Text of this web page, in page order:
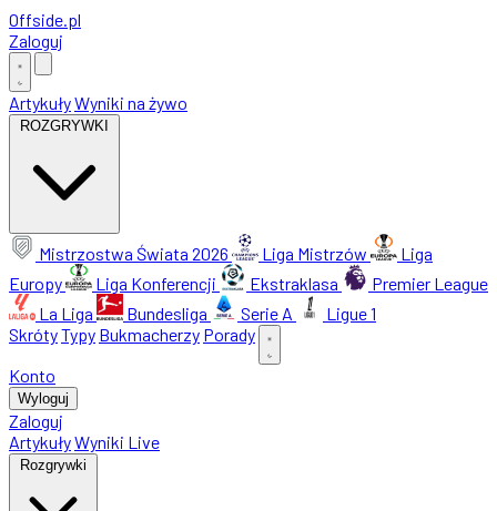
Offside.pl
Zaloguj
ArtykułyWyniki na żywo
ROZGRYWKI
Mistrzostwa Świata 2026 Liga Mistrzów
Liga
Europy
Liga Konferencji Ekstraklasa
Premier League
La Liga
Bundesliga Serie A
Ligue 1
SkrótyTypy Bukmacherzy Porady
Konto
Wyloguj
Zaloguj
ArtykułyWyniki Live
Rozgrywki